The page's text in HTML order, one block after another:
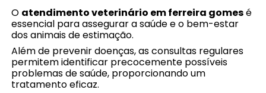
O atendimento veterinário em ferreira gomesé
essencial para assegurar a saúde e o bem-estar
dos animais de estimação.
Além de prevenir doenças, as consultas regulares
permitem identificar precocemente possíveis
problemas de saúde, proporcionando um
tratamento eficaz.